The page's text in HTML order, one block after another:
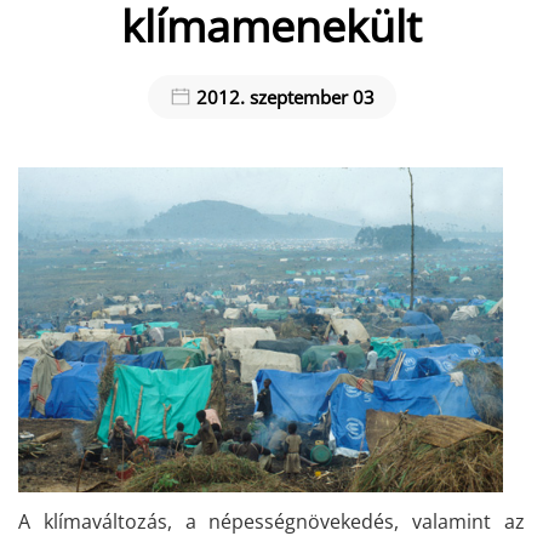
klímamenekült
2012. szeptember 03
A klímaváltozás, a népességnövekedés, valamint az